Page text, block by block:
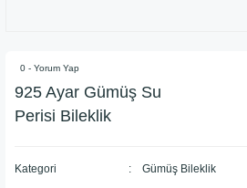
0 - Yorum Yap
925 Ayar Gümüş Su
Perisi Bileklik
Kategori Gümüş Bileklik